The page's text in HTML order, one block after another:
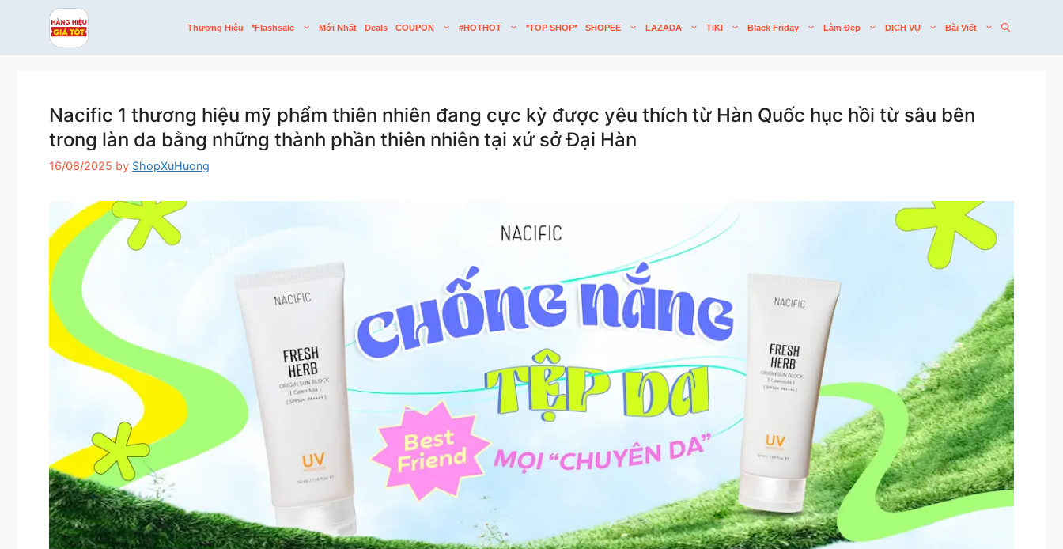
Thương Hiệu *flashsale Mới Nhất Deals COUPON #HOTHOT *TOP SHOP* SHOPEE LAZADA TIKI Black Friday Làm Đẹp DỊCH VỤ Bài Viết
Nacific 1 thương hiệu mỹ phẩm thiên nhiên đang cực kỳ được yêu thích từ Hàn Quốc hục hồi từ sâu bên
trong làn da bằng những thành phần thiên nhiên tại xứ sở Đại Hàn
16/08/2025 by ShopXuHuong